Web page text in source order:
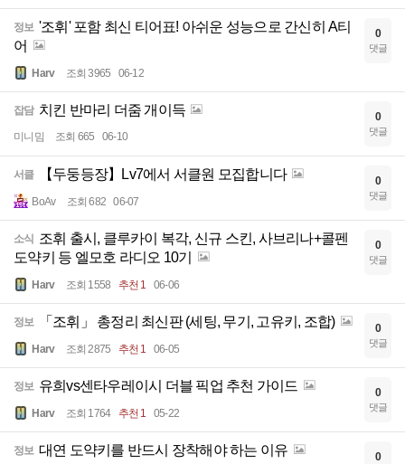
정보 '조휘' 포함 최신 티어표! 아쉬운 성능으로 간신히 A티
어
Harv 조회 3965 06-12
0
댓글
잡담 치킨 반마리 더줌 개이득
미니밈 조회 665 06-10
0
댓글
서클 【두둥등장】Lv7에서 서클원 모집합니다
BoAv 조회 682 06-07
0
댓글
소식 조휘 출시, 클루카이 복각, 신규 스킨, 사브리나+콜펜
도약키 등 엘모호 라디오 10기
Harv 조회 1558 추천 1 06-06
0
댓글
정보 「조휘」 총정리 최신판 (세팅, 무기, 고유키, 조합)
Harv 조회 2875 추천 1 06-05
0
댓글
정보 유희vs센타우레이시 더블 픽업 추천 가이드
Harv 조회 1764 추천 1 05-22
0
댓글
정보 대연 도약키를 반드시 장착해야 하는 이유 0